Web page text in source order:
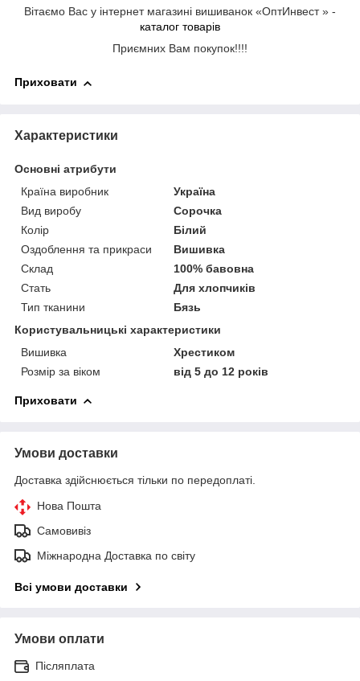
Вітаємо Вас у інтернет магазині вишиванок «ОптИнвест » -
каталог товарів
Приємних Вам покупок!!!!
Приховати
Характеристики
Основні атрибути
Країна виробник
Україна
Вид виробу
Сорочка
Колір
Білий
Оздоблення та прикраси
Вишивка
Склад
100% бавовна
Стать
Для хлопчиків
Тип тканини
Бязь
Користувальницькі характеристики
Вишивка
Хрестиком
Розмір за віком
від 5 до 12 років
Приховати
Умови доставки
Доставка здійснюється тільки по передоплаті.
Нова Пошта
Самовивіз
Міжнародна Доставка по світу
Всі умови доставки
Умови оплати
Післяплата